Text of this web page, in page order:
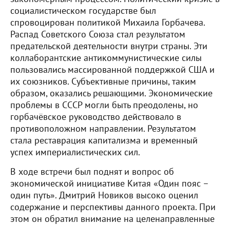
социалистическом государстве был
спровоцирован политикой Михаила Горбачева.
Распад Советского Союза стал результатом
предательской деятельности внутри страны. Эти
коллаборантские антикоммунистические силы
пользовались массированной поддержкой США и
их союзников. Субъективные причины, таким
образом, оказались решающими. Экономические
проблемы в СССР могли быть преодолены, но
горбачёвское руководство действовало в
противоположном направлении. Результатом
стала реставрация капитализма и временный
успех империалистических сил.
В ходе встречи был поднят и вопрос об
экономической инициативе Китая «Один пояс –
один путь». Дмитрий Новиков высоко оценил
содержание и перспективы данного проекта. При
этом он обратил внимание на целенаправленные